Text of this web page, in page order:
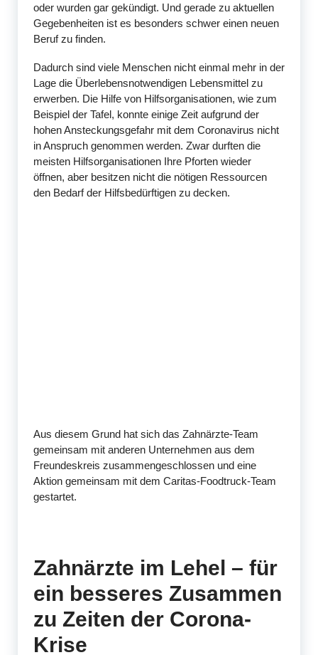
oder wurden gar gekündigt. Und gerade zu aktuellen
Gegebenheiten ist es besonders schwer einen neuen
Beruf zu finden.
Dadurch sind viele Menschen nicht einmal mehr in der
Lage die Überlebensnotwendigen Lebensmittel zu
erwerben. Die Hilfe von Hilfsorganisationen, wie zum
Beispiel der Tafel, konnte einige Zeit aufgrund der
hohen Ansteckungsgefahr mit dem Coronavirus nicht
in Anspruch genommen werden. Zwar durften die
meisten Hilfsorganisationen Ihre Pforten wieder
öffnen, aber besitzen nicht die nötigen Ressourcen
den Bedarf der Hilfsbedürftigen zu decken.
Aus diesem Grund hat sich das Zahnärzte-Team
gemeinsam mit anderen Unternehmen aus dem
Freundeskreis zusammengeschlossen und eine
Aktion gemeinsam mit dem Caritas-Foodtruck-Team
gestartet.
Zahnärzte im Lehel – für
ein besseres Zusammen
zu Zeiten der Corona-
Krise